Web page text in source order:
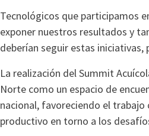
Tecnológicos que participamos
exponer nuestros resultados y
deberían seguir estas iniciativas,
La realización del Summit
Norte como un espacio de
nacional, favoreciendo el
productivo en torno a los